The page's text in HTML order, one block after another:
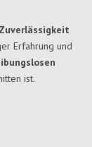
Zuverlässigkeit
Erfahrung und
ist.